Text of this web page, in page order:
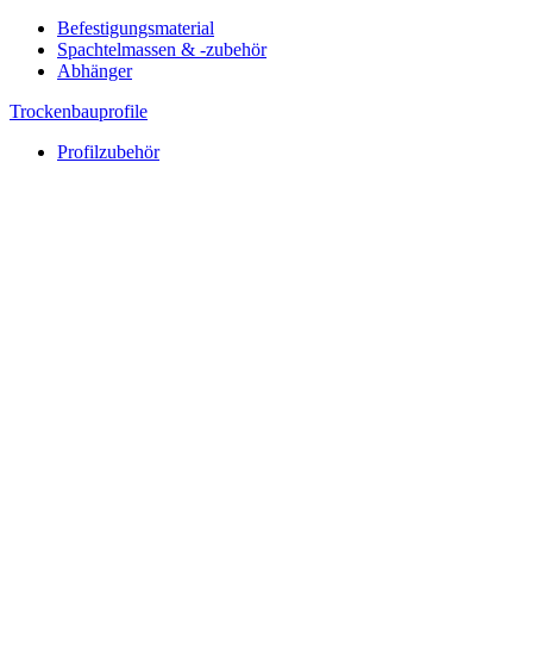
Befestigungsmaterial
Spachtelmassen & -zubehör
Abhänger
Trockenbauprofile
Profilzubehör